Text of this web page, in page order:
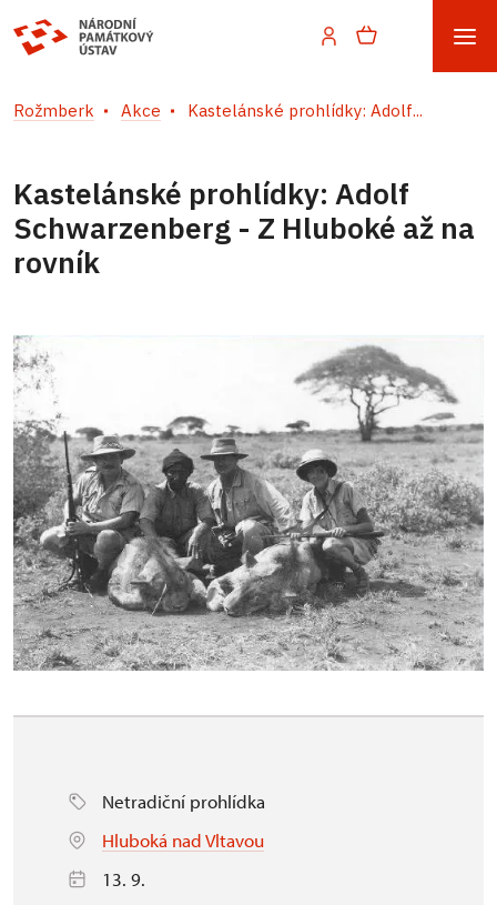
Rožmberk Akce Kastelánské prohlídky: Adolf...
Kastelánské prohlídky: Adolf
Schwarzenberg - Z Hluboké až na
rovník
Netradiční prohlídka
Hluboká nad Vltavou
13. 9.